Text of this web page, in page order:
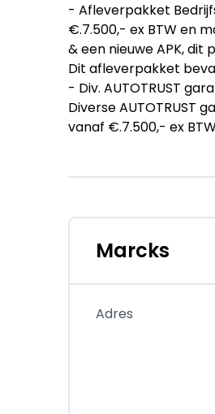
- Afleverpakket
€.7.500,- ex BTW en
& een nieuwe APK, dit
Dit afleverpakket
- Div. AUTOTRUST
Diverse AUTOTRUST
vanaf €.7.500,- ex
Goed rijdende Ford
Achterklep!!!
Ford Transit Custom
Goed rijdende Ford
Marcks
Adres